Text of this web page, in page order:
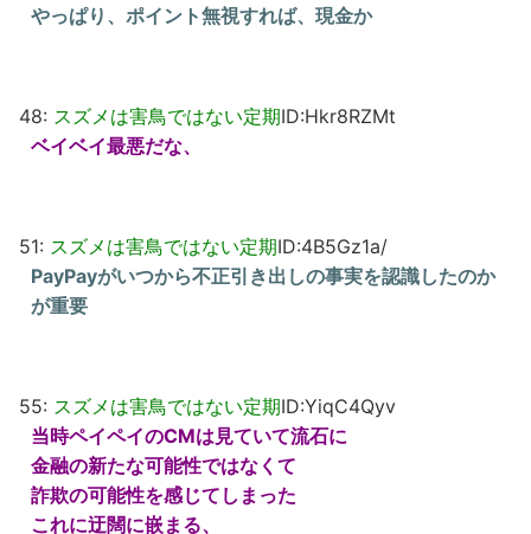
やっぱり、ポイント無視すれば、現金か
48: スズメは害鳥ではない定期ID:Hkr8RZMt
ベイベイ最悪だな、
51: スズメは害鳥ではない定期ID:4B5Gz1a/
PayPayがいつから不正引き出しの事実を認識したのか
が重要
55: スズメは害鳥ではない定期ID:YiqC4Qyv
当時ペイペイのCMは見ていて流石に
金融の新たな可能性ではなくて
詐欺の可能性を感じてしまった
これに迂闊に嵌まる、